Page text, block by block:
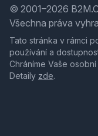
© 2001–2026
Všechna práva
Tato stránka v rámci
používání a
Chráníme Vaše
Detaily zde.